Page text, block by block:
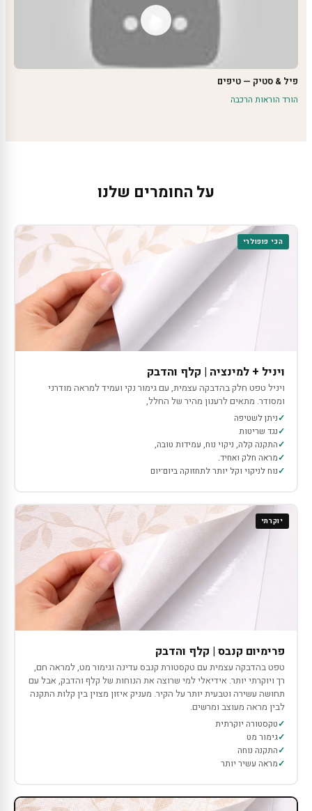
פיל & סטיק — טיפים
הורד הוראות הרכבה
על החומרים שלנו
הכי פופולרי
ויניל + למינציה | קלף והדבק
ויניל טפט חלק בהדבקה עצמית, עם גימור נקי ועמיד למראה מודרני
ומסודר. מתאים לרענון מהיר של החלל,
ניתן לשטיפה
נגד שריטות
התקנה קלה, ניקוי נוח, עמידות טובה,
מראה חלק ואחיד.
נוח לניקוי וקל יותר לתחזוקה ביום־יום
יוקרתי
פרימיום קנבס | קלף והדבק
טפט בהדבקה עצמית עם טקסטורת קנבס עדינה וגימור מט, למראה חם,
רך ויוקרתי יותר. אידיאלי למי שרוצה את הנוחות של קלף והדבק, אבל עם
תחושה עשירה וטבעית יותר על הקיר. מעניק איזון מצוין בין קלות התקנה
לבין מראה מעוצב ומרשים.
טקסטורה יוקרתית
גימור מט
התקנה נוחה
מראה עשיר יותר